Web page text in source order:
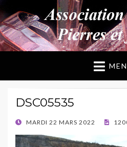
ANPF
Association Nantaise Pierres
DSC05535
POSTED
MARDI 22 MARS 2022